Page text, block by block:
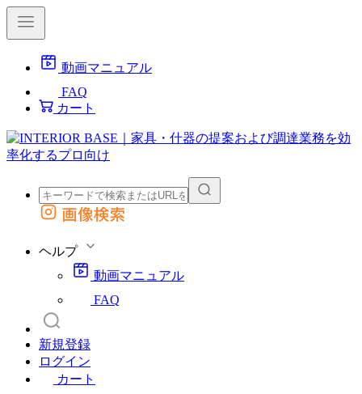
動画マニュアル
FAQ
カート
外部サイトの商品をカートに追加
画像検索
ヘルプ
動画マニュアル
FAQ
新規登録
ログイン
カート